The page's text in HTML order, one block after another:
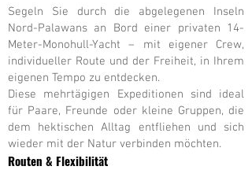
Segeln Sie durch die abgelegenen Inseln
Nord-Palawans an Bord einer privaten 14-
Meter-Monohull-Yacht – mit eigener Crew,
individueller Route und der Freiheit, in Ihrem
eigenen Tempo zu entdecken.
Diese mehrtägigen Expeditionen sind ideal
für Paare, Freunde oder kleine Gruppen, die
dem hektischen Alltag entfliehen und sich
wieder mit der Natur verbinden möchten.
Routen & Flexibilität